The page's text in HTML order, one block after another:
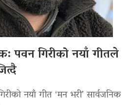
पवन गिरीको नयाँ गीतले
नयाँ गीत ‘मन भरी’ सार्वजनिक